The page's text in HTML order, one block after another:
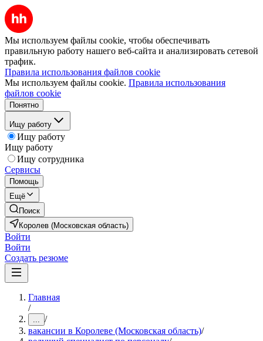
Мы используем файлы cookie, чтобы обеспечивать
правильную работу нашего веб-сайта и анализировать сетевой
трафик.
Правила использования файлов cookie
Мы используем файлы cookie. Правила использования
файлов cookie
Понятно
Ищу работу
Ищу работу
Ищу работу
Ищу сотрудника
Сервисы
Помощь
Ещё
Поиск
Королев (Московская область)
Войти
Войти
Создать резюме
Главная
/
... /
вакансии в Королеве (Московская область)/